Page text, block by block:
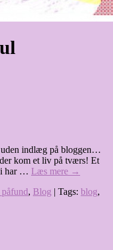
uden indlæg på bloggen…
kom et liv på tværs! Et
har … Læs mere →
, Blog | Tags: blog,